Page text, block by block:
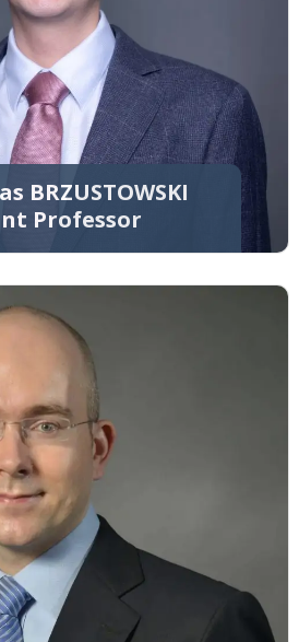
BRZUSTOWSKI
Professor